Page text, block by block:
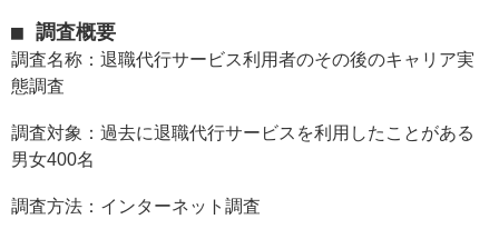
■ 調査概要
調査名称：退職代行サービス利用者のその後のキャリア実
態調査
調査対象：過去に退職代行サービスを利用したことがある
男女400名
調査方法：インターネット調査